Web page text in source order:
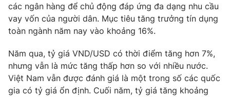
Sản phẩm
Thị trường
Lịch phát sóng
Chuyên mục khác
Emagazine Podcast
các ngân hàng để chủ động đáp ứng đa dạng nhu cầu
vay vốn của người dân. Mục tiêu tăng trưởng tín dụng
toàn ngành năm nay vào khoảng 16%.
Năm qua, tỷ giá VND/USD có thời điểm tăng hơn 7%,
nhưng vẫn là mức tăng thấp hơn so với nhiều nước.
Việt Nam vẫn được đánh giá là một trong số các quốc
gia có tỷ giá ổn định. Cuối năm, tỷ giá tăng khoảng